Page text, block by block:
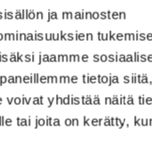
ja mainosten
jaamme
tietoja
yhdistää näitä
tai joita on kerätty,
kehittämiseksi on
kanssa
ottamaan käyttöön
luomia esteitä
osaamista ja